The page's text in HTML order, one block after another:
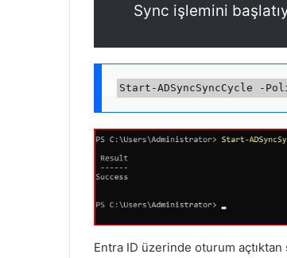
Sync işlemini
Entra ID üzerinde oturum